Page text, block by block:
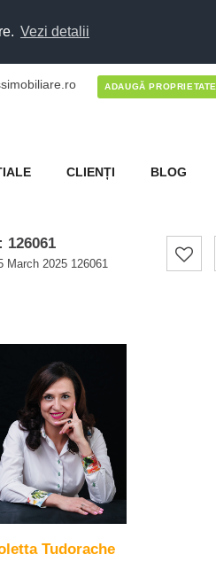
Vezi detalii
ADAUGĂ PROPRIETATE
CLIENȚI BLOG
126061
March 2025 126061
Tudorache